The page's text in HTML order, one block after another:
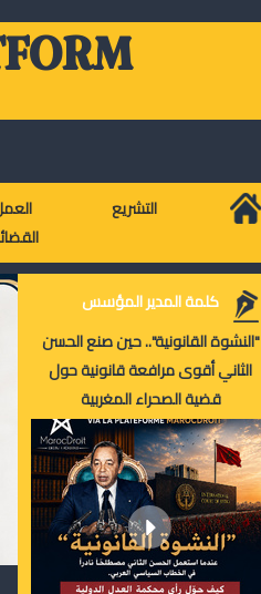
التشريع
كلمة المدير المؤسس
"النشوة القانونية".. حين صنع الحسن
الثاني أقوى مرافعة قانونية حول
قضية الصحراء المغربية